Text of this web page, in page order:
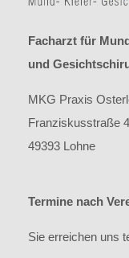
Facharzt für
und
MKG Praxis
Franziskusstraße 4
49393 Lohne
Termine nach
Sie erreichen uns